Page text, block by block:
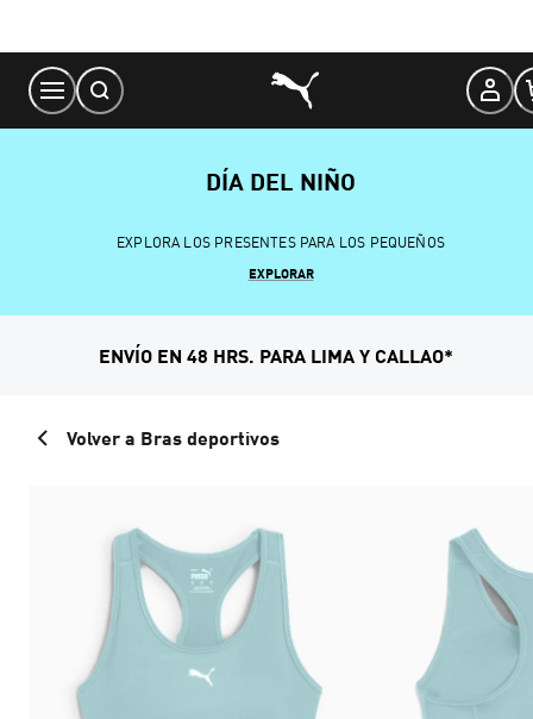
Content
DÍA DEL NIÑO
EXPLORA LOS PRESENTES PARA LOS PEQUEÑOS
EXPLORAR
ENVÍO EN 48 HRS. PARA LIMA Y CALLAO*
Volver a Bras deportivos